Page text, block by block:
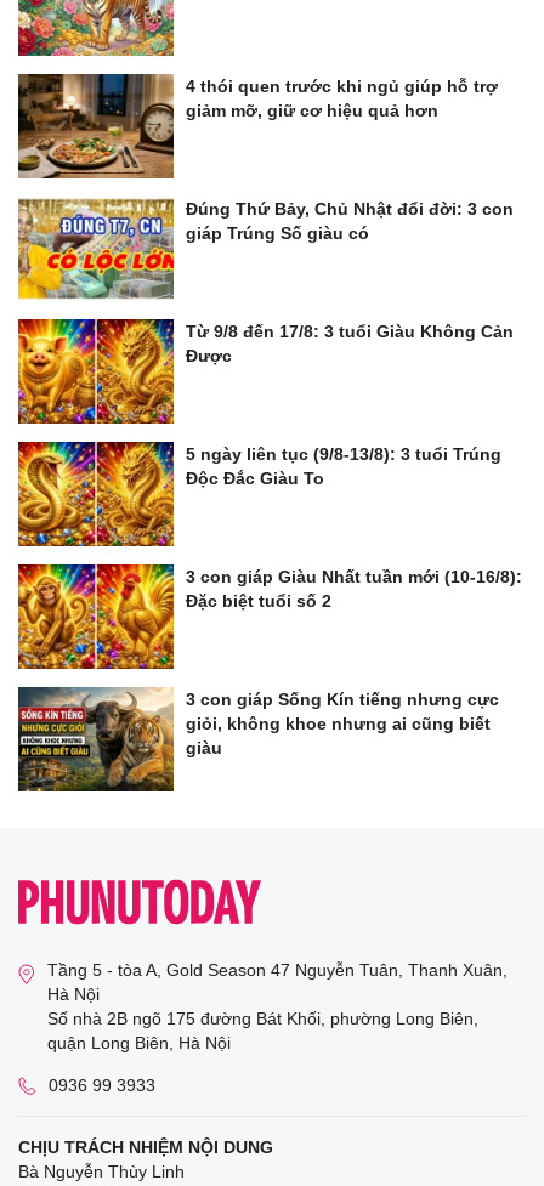
4 thói quen trước khi ngủ giúp hỗ trợ
giảm mỡ, giữ cơ hiệu quả hơn
Đúng Thứ Bảy, Chủ Nhật đổi đời: 3 con
giáp Trúng Số giàu có
Từ 9/8 đến 17/8: 3 tuổi Giàu Không Cản
Được
5 ngày liên tục (9/8-13/8): 3 tuổi Trúng
Độc Đắc Giàu To
3 con giáp Giàu Nhất tuần mới (10-16/8):
Đặc biệt tuổi số 2
3 con giáp Sống Kín tiếng nhưng cực
giỏi, không khoe nhưng ai cũng biết
giàu
Tầng 5 - tòa A, Gold Season 47 Nguyễn Tuân, Thanh Xuân,
Hà Nội
Số nhà 2B ngõ 175 đường Bát Khối, phường Long Biên,
quận Long Biên, Hà Nội
0936 99 3933
CHỊU TRÁCH NHIỆM NỘI DUNG
Bà Nguyễn Thùy Linh